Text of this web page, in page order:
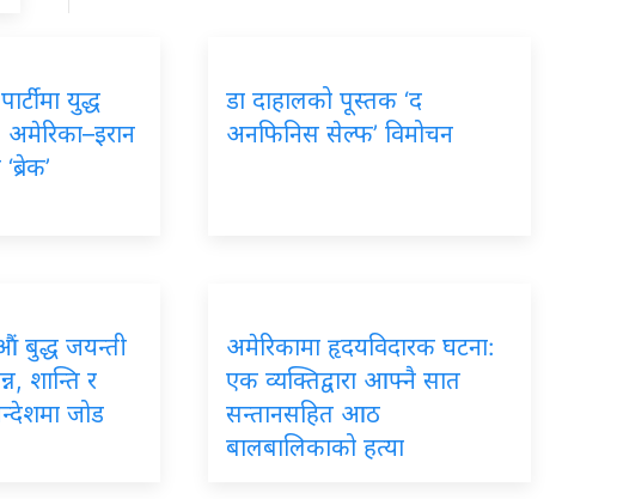
युद्ध
डा दाहालको पूस्तक ‘द
अनफिनिस सेल्फ’ विमोचन
बुद्ध जयन्ती
शान्ति र
जोड
अमेरिकामा हृदयविदारक घटना:
एक व्यक्तिद्वारा आफ्नै सात
सन्तानसहित आठ
बालबालिकाको हत्या